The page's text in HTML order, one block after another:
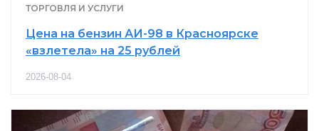
ТОРГОВЛЯ И УСЛУГИ
Цена на бензин АИ-98 в Красноярске
«взлетела» на 25 рублей
2026-08-04